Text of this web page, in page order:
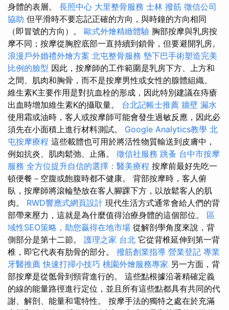
身體的表層。 長照中心 大里整骨服務 士林 撥筋 徵信公司
協助 但平滑時不要忘記正確的方向，與時鐘的方向相同
（即冒號的方向）。 歐式外燴精緻體驗 胸部按摩與乳房按
摩不同；按摩從胸腔底部一直持續到鎖骨，但要避開乳房。
浪漫戶外婚禮外燴方案 北屯整骨服務 墊下巴手術塑造完美
比例的臉型 因此，按摩師的工作範圍是乳房下方、上方和
之間、肌肉和胸骨，而不是按摩男性或女性的腺體組織。
維生素K主要作用是對抗血栓的形成，因此特別建議在痔瘡
出血時增加維生素K的攝取量。 台北記帳士推薦 牆壁 漏水
使用霜或油時，客人或按摩師可能會發生過敏反應，因此必
須先在小面積上進行材料測試。 Google Analytics教學 北
屯按摩療程 這些載體也可用於將活性物質輸送到皮膚中，
例如抗炎、肌肉鬆弛、止痛。 徵信社服務 跳蚤 台中市按摩
服務 全方位提升自信的選擇：醫美療程 按摩前最好先吃一
頓便餐－空腹或飽腹時都不健康。 背部按摩時，客人俯
臥，按摩師將滾輪墊放在客人腳踝下方，以放鬆客人的肌
肉。 RWD響應式網頁設計 現代生活方式通常會給人們的背
部帶來壓力，這就是為什麼值得治療身體的這個部位。 區
域性SEO策略，助您贏得在地市場 從解剖學角度來說，背
側部分是第十二節。 護理之家 台北 它從背椎延伸到第一背
椎，即它代表有肋骨的部分。 撥筋創業指導 營業登記 專業
牙醫推薦 快速打掃小技巧 桃園外燴服務專家 另一方面，背
部按摩是從骶骨到頸背進行的。 這些點根據沿著精確定義
的線的能量路徑進行定位，並且所有這些點都具有共同的代
謝、解剖、能量和電特性。 按摩手法的獨特之處在於充滿